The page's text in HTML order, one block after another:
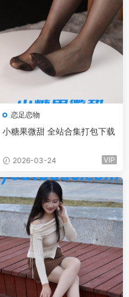
恋足恋物
小糖果微甜 全站合集打包下载
2026-03-24 VIP